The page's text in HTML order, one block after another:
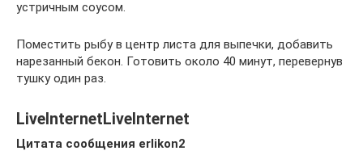
устричным соусом.
Поместить рыбу в центр листа для выпечки, добавить
нарезанный бекон. Готовить около 40 минут, перевернув
тушку один раз.
LiveInternetLiveInternet
Цитата сообщения erlikon2